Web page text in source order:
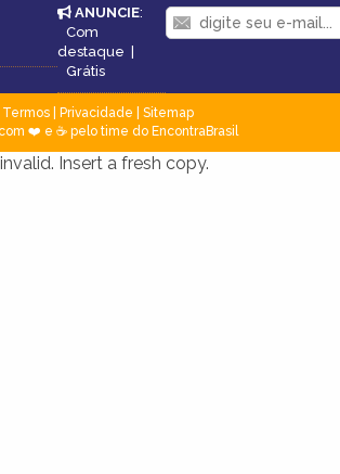
ANUNCIE:
Com
destaque
Grátis
Termos| Privacidade
Sitemap
❤️ e ☕ pelo time do EncontraBrasil
Insert a fresh copy.